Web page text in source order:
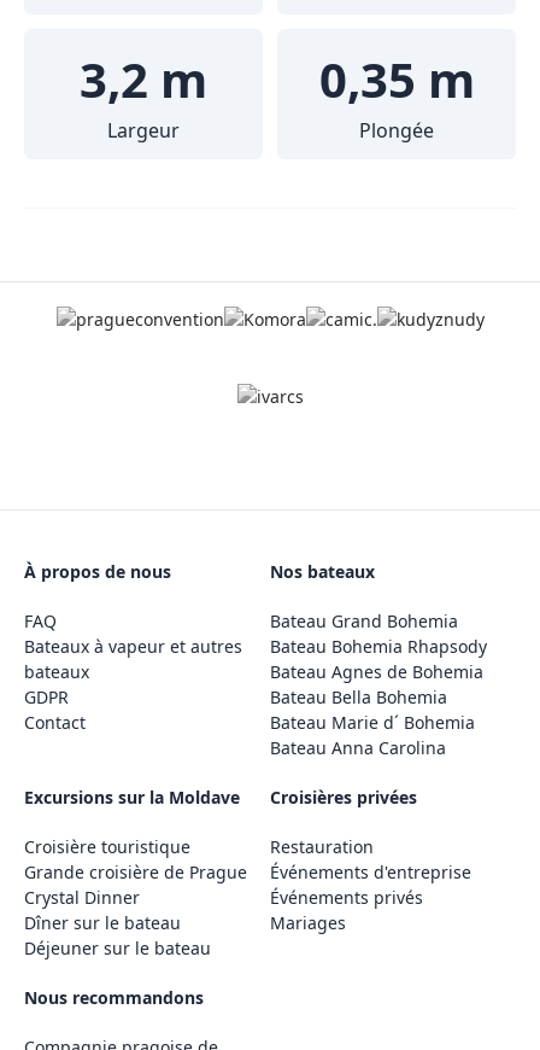
3,2 m
Largeur
0,35 m
Plongée
À propos de nous
FAQ
Bateaux à vapeur et autres
bateaux
GDPR
Contact
Nos bateaux
Bateau Grand Bohemia
Bateau Bohemia Rhapsody
Bateau Agnes de Bohemia
Bateau Bella Bohemia
Bateau Marie d´ Bohemia
Bateau Anna Carolina
Excursions sur la Moldave
Croisière touristique
Grande croisière de Prague
Crystal Dinner
Dîner sur le bateau
Déjeuner sur le bateau
Croisières privées
Restauration
Événements d'entreprise
Événements privés
Mariages
Nous recommandons